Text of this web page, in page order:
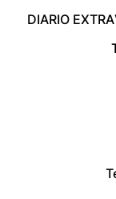
DIARIO EXTRA